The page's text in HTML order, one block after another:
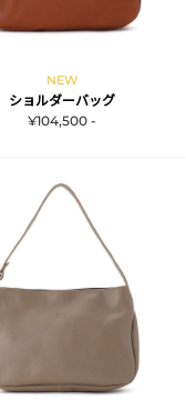
NEW
ショルダーバッグ
¥104,500 -